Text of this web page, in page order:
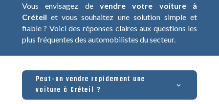
Vous envisagez de vendre votre voiture à
Créteil et vous souhaitez une solution simple et
fiable ? Voici des réponses claires aux questions les
plus fréquentes des automobilistes du secteur.
Peut-on vendre rapidement une
voiture à Créteil ?